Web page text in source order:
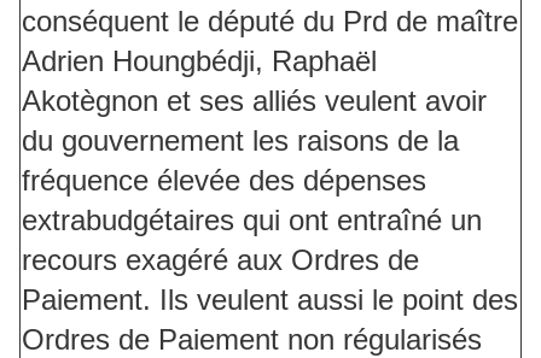
conséquent le député du Prd de maître
Adrien Houngbédji, Raphaël
Akotègnon et ses alliés veulent avoir
du gouvernement les raisons de la
fréquence élevée des dépenses
extrabudgétaires qui ont entraîné un
recours exagéré aux Ordres de
Paiement. Ils veulent aussi le point des
Ordres de Paiement non régularisés